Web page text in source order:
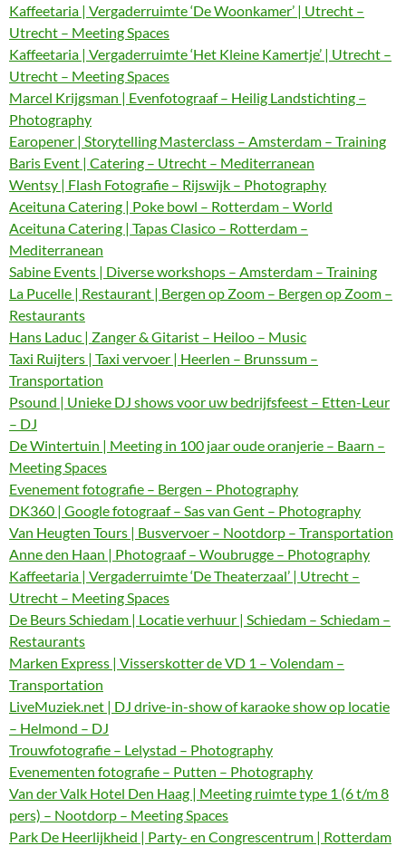
Kaffeetaria | Vergaderruimte ‘De Woonkamer’ | Utrecht –
Utrecht – Meeting Spaces
Kaffeetaria | Vergaderruimte ‘Het Kleine Kamertje’ | Utrecht –
Utrecht – Meeting Spaces
Marcel Krijgsman | Evenfotograaf – Heilig Landstichting –
Photography
Earopener | Storytelling Masterclass – Amsterdam – Training
Baris Event | Catering – Utrecht – Mediterranean
Wentsy | Flash Fotografie – Rijswijk – Photography
Aceituna Catering | Poke bowl – Rotterdam – World
Aceituna Catering | Tapas Clasico – Rotterdam –
Mediterranean
Sabine Events | Diverse workshops – Amsterdam – Training
La Pucelle | Restaurant | Bergen op Zoom – Bergen op Zoom –
Restaurants
Hans Laduc | Zanger & Gitarist – Heiloo – Music
Taxi Ruijters | Taxi vervoer | Heerlen – Brunssum –
Transportation
Psound | Unieke DJ shows voor uw bedrijfsfeest – Etten-Leur
– DJ
De Wintertuin | Meeting in 100 jaar oude oranjerie – Baarn –
Meeting Spaces
Evenement fotografie – Bergen – Photography
DK360 | Google fotograaf – Sas van Gent – Photography
Van Heugten Tours | Busvervoer – Nootdorp – Transportation
Anne den Haan | Photograaf – Woubrugge – Photography
Kaffeetaria | Vergaderruimte ‘De Theaterzaal’ | Utrecht –
Utrecht – Meeting Spaces
De Beurs Schiedam | Locatie verhuur | Schiedam – Schiedam –
Restaurants
Marken Express | Visserskotter de VD 1 – Volendam –
Transportation
LiveMuziek.net | DJ drive-in-show of karaoke show op locatie
– Helmond – DJ
Trouwfotografie – Lelystad – Photography
Evenementen fotografie – Putten – Photography
Van der Valk Hotel Den Haag | Meeting ruimte type 1 (6 t/m 8
pers) – Nootdorp – Meeting Spaces
Park De Heerlijkheid | Party- en Congrescentrum | Rotterdam